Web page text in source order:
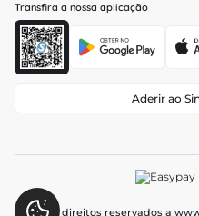
Transfira a nossa aplicação
Aderir ao
Todos os direitos reservados a